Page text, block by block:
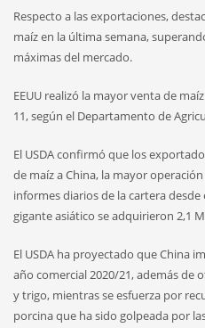
Respecto a las exportaciones,
maíz en la última semana,
máximas del mercado.
EEUU realizó la mayor venta de
11, según el Departamento de
El USDA confirmó que los
de maíz a China, la mayor
informes diarios de la cartera
gigante asiático se adquirieron 2,1
El USDA ha proyectado que China
año comercial 2020/21, además de
y trigo, mientras se esfuerza por
porcina que ha sido golpeada por